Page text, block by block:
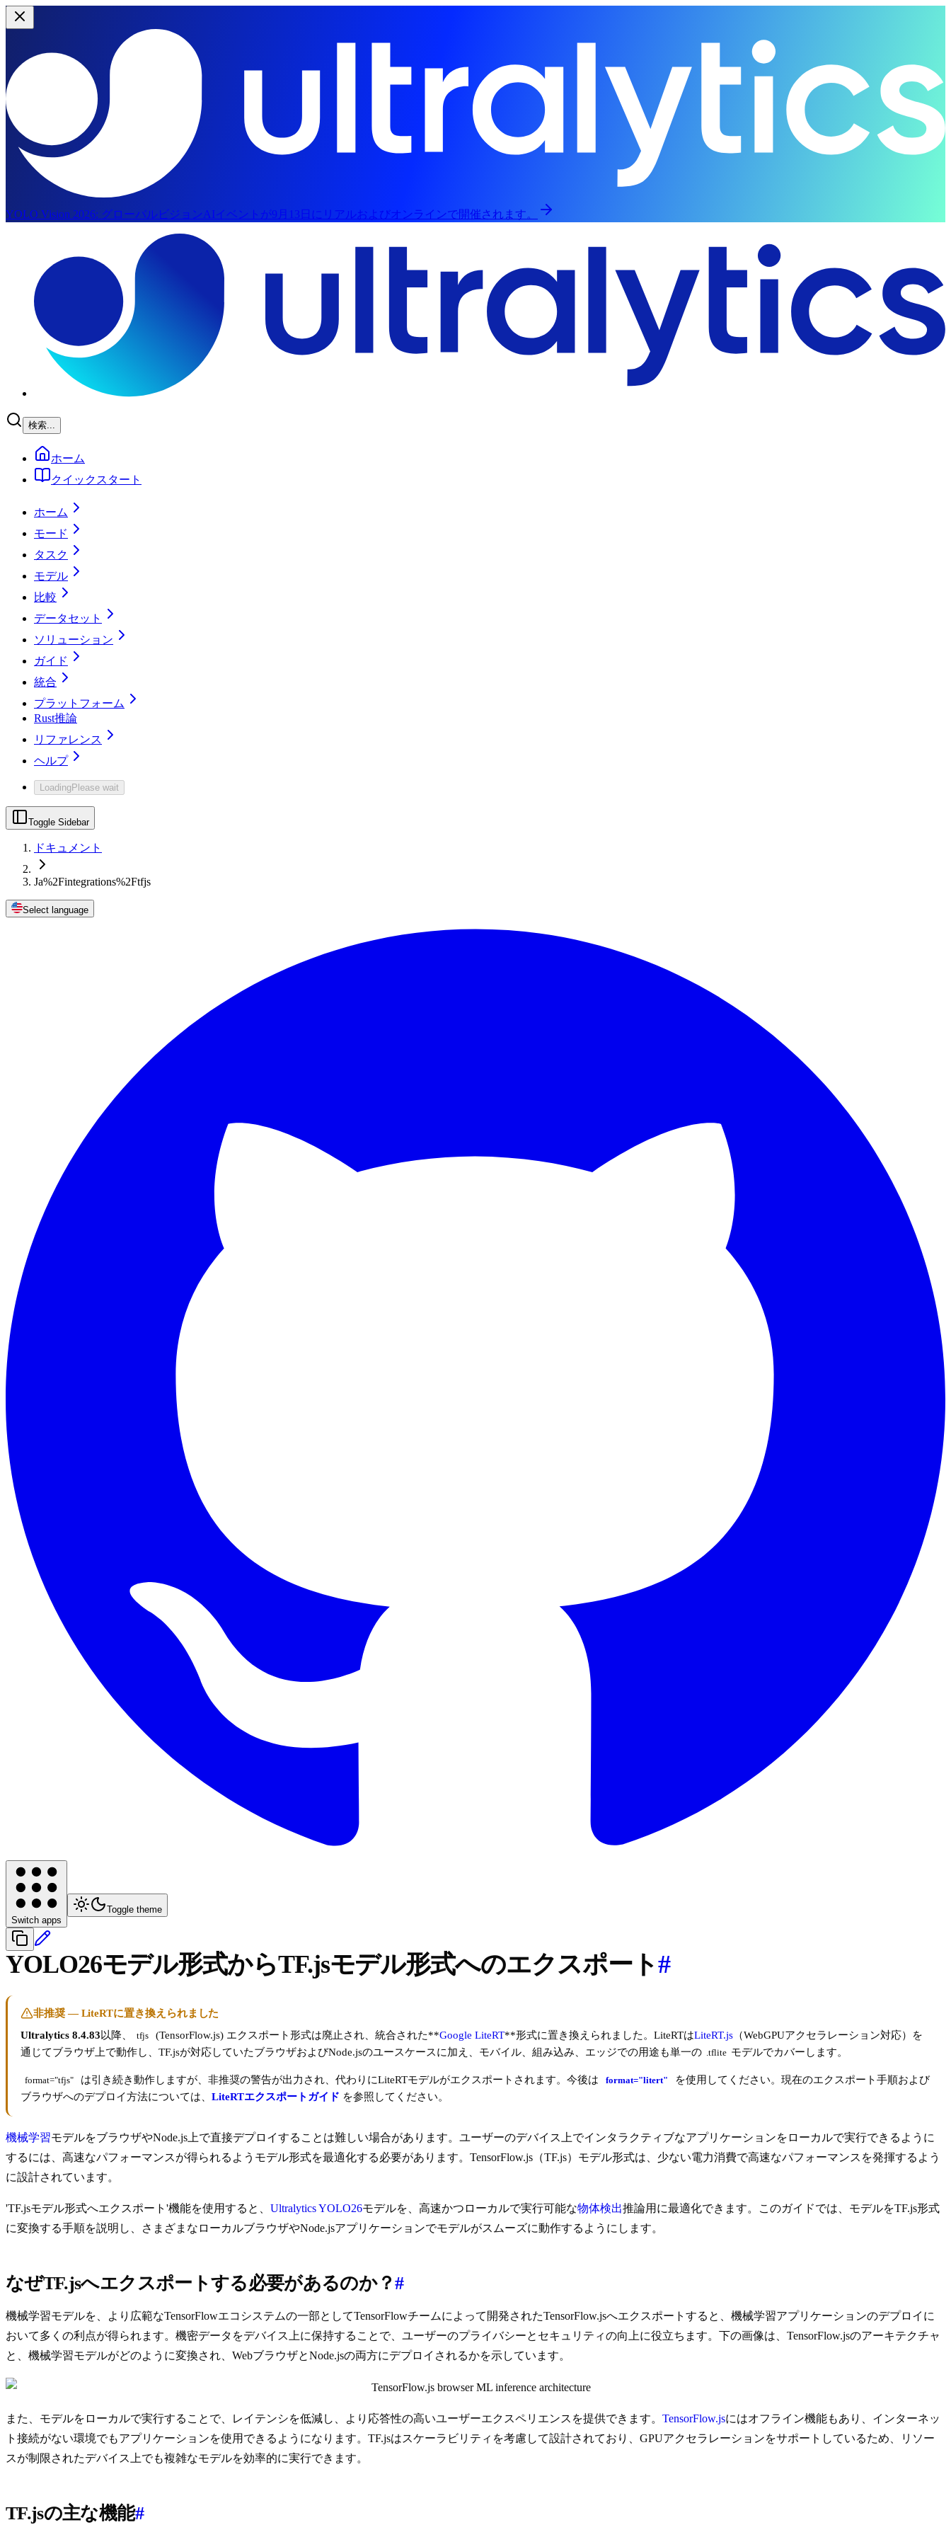
YOLO Vision 2026: グローバルビジョンAIイベントが9月13日にリアルおよびオンラインで開催されます。
検索...
ホーム
クイックスタート
ホーム
モード
タスク
モデル
比較
データセット
ソリューション
ガイド
統合
プラットフォーム
Rust推論
リファレンス
ヘルプ
LoadingPlease wait
Toggle Sidebar
ドキュメント
Ja%2Fintegrations%2Ftfjs
Select language
Switch apps
Toggle theme
YOLO26モデル形式からTF.jsモデル形式へのエクスポート#
非推奨 — LiteRTに置き換えられました
Ultralytics 8.4.83以降、 tfjs (TensorFlow.js) エクスポート形式は廃止され、統合された**Google LiteRT**形式に置き換えられました。LiteRTはLiteRT.js （WebGPUアクセラレーション対応）を
通じてブラウザ上で動作し、TF.jsが対応していたブラウザおよびNode.jsのユースケースに加え、モバイル、組み込み、エッジでの用途も単一の .tflite モデルでカバーします。
format="tfjs" は引き続き動作しますが、非推奨の警告が出力され、代わりにLiteRTモデルがエクスポートされます。今後は format="litert"
を使用してください。現在のエクスポート手順および
ブラウザへのデプロイ方法については、 LiteRTエクスポートガイド を参照してください。
機械学習モデルをブラウザやNode.js上で直接デプロイすることは難しい場合があります。ユーザーのデバイス上でインタラクティブなアプリケーションをローカルで実行できるように
するには、高速なパフォーマンスが得られるようモデル形式を最適化する必要があります。TensorFlow.js（TF.js）モデル形式は、少ない電力消費で高速なパフォーマンスを発揮するよう
に設計されています。
'TF.jsモデル形式へエクスポート'機能を使用すると、 Ultralytics YOLO26モデルを、高速かつローカルで実行可能な物体検出推論用に最適化できます。このガイドでは、モデルをTF.js形式
に変換する手順を説明し、さまざまなローカルブラウザやNode.jsアプリケーションでモデルがスムーズに動作するようにします。
なぜTF.jsへエクスポートする必要があるのか？#
機械学習モデルを、より広範なTensorFlowエコシステムの一部としてTensorFlowチームによって開発されたTensorFlow.jsへエクスポートすると、機械学習アプリケーションのデプロイに
おいて多くの利点が得られます。機密データをデバイス上に保持することで、ユーザーのプライバシーとセキュリティの向上に役立ちます。下の画像は、TensorFlow.jsのアーキテクチャ
と、機械学習モデルがどのように変換され、WebブラウザとNode.jsの両方にデプロイされるかを示しています。
また、モデルをローカルで実行することで、レイテンシを低減し、より応答性の高いユーザーエクスペリエンスを提供できます。 TensorFlow.jsにはオフライン機能もあり、インターネッ
ト接続がない環境でもアプリケーションを使用できるようになります。TF.jsはスケーラビリティを考慮して設計されており、GPUアクセラレーションをサポートしているため、リソー
スが制限されたデバイス上でも複雑なモデルを効率的に実行できます。
TF.jsの主な機能#